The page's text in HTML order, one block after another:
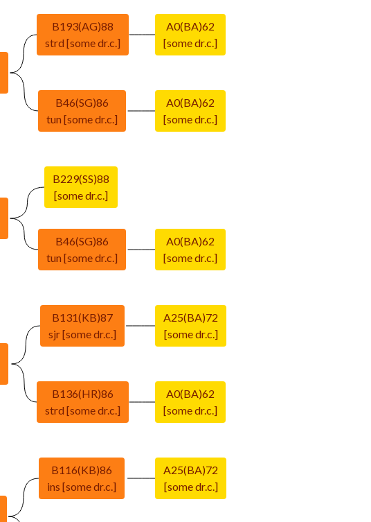
A25(BA)72
[some dr.c.]
B116(KB)86
ins [some dr.c.]
A0(BA)62
[some dr.c.]
B136(HR)86
strd [some dr.c.]
A25(BA)72
[some dr.c.]
B131(KB)87
sjr [some dr.c.]
A0(BA)62
[some dr.c.]
B46(SG)86
tun [some dr.c.]
B229(SS)88
[some dr.c.]
A0(BA)62
[some dr.c.]
B46(SG)86
tun [some dr.c.]
A0(BA)62
[some dr.c.]
B193(AG)88
strd [some dr.c.]